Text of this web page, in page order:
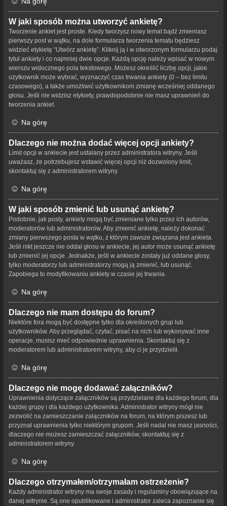
W jaki sposób można utworzyć ankietę?
Tworzenie ankiet jest proste. Kiedy tworzysz nowy temat bądź zmieniasz
pierwszy post w wątku, na dole formularza tworzenia tematu będziesz
widzieć etykietę “Utwórz ankietę”. Kliknij ją i w otworzonym formularzu podaj
tytuł ankiety i co najmniej dwie opcje. Każdą opcję należy wpisać w nowym
wierszu widocznego pola tekstowego. Możesz określić liczbę opcji, jakie
użytkownik może wybrać, wyznaczyć czas trwania ankiety (0 – bez limitu
czasowego), a także umożliwić użytkownikom zmianę wcześniej oddanego
głosu. Jeśli nie widzisz etykiety, prawdopodobnie nie masz uprawnień do
tworzenia ankiet.
Na górę
Dlaczego nie można dodać więcej opcji ankiety?
Limit opcji w ankiecie jest ustalany przez administratora witryny. Jeśli
uważasz, że potrzebujesz wstawić więcej opcji niż dozwolony limit,
skontaktuj się z administratorem witryny.
Na górę
W jaki sposób zmienić lub usunąć ankietę?
Podobnie, jak posty, ankiety mogą być zmieniane tylko przez ich autorów,
moderatorów lub administratorów. Aby zmienić ankietę, należy dokonać
zmiany pierwszego posta w wątku, z którym zawsze związana jest ankieta.
Jeśli nikt jeszcze nie oddał głosu w ankiecie, jej autor może usunąć ankietę
lub zmienić jej opcje. Jednakże, jeśli w ankiecie zostały już oddane głosy,
tylko moderatorzy lub administratorzy mogą ją zmienić, lub usunąć.
Zapobiega to modyfikowaniu ankiety w czasie jej trwania.
Na górę
Dlaczego nie mam dostępu do forum?
Niektóre fora mogą być dostępne tylko dla określonych grup lub
użytkowników. Aby przeglądać, czytać, pisać na nich lub wykonywać inne
operacje, musisz mieć odpowiednie uprawnienia. Skontaktuj się z
moderatorem lub administratorem witryny, aby ci je przydzielił.
Na górę
Dlaczego nie mogę dodawać załączników?
Uprawnienia dotyczące załączników są przydzielane dla każdego forum, dla
każdej grupy i dla każdego użytkownika. Administrator witryny mógł nie
zezwolić na zamieszczanie załączników na forum, na którym piszesz lub
przyznał uprawnienia tylko niektórym grupom. Jeśli nadal nie masz jasności,
dlaczego nie możesz zamieszczać załączników, skontaktuj się z
administratorem witryny.
Na górę
Dlaczego otrzymałem/otrzymałam ostrzeżenie?
Każdy administrator witryny ma swoje zasady i regulaminy obowiązujące na
danej witrynie. Są one opublikowane i administrator zaleca zapoznanie się